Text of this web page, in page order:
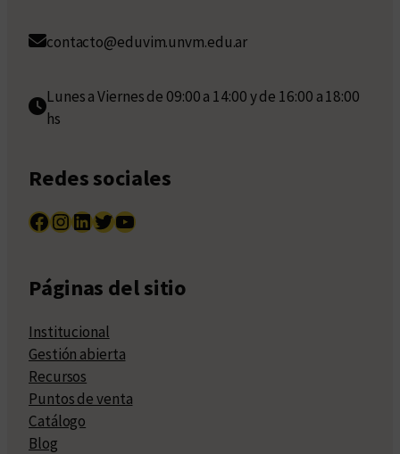
contacto@eduvim.unvm.edu.ar
Lunes a Viernes de 09:00 a 14:00 y de 16:00 a 18:00
hs
Redes sociales
Facebook InstagramLinkedIn Twitter YouTube
Páginas del sitio
Institucional
Gestión abierta
Recursos
Puntos de venta
Catálogo
Blog